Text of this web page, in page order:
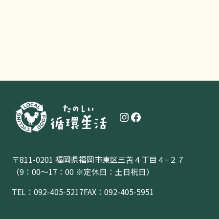
InstagramFacebook
〒811-0201 福岡県福岡市東区三苫４丁目４−２７
（9：00〜17：00 ※定休日：土日祝日）
TEL： 092-405-5217FAX：092-405-5951